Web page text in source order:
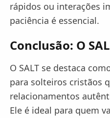
rápidos ou interações
paciência é essencial.
Conclusão: O
O SALT se destaca
para solteiros cristãos
relacionamentos
Ele é ideal para quem